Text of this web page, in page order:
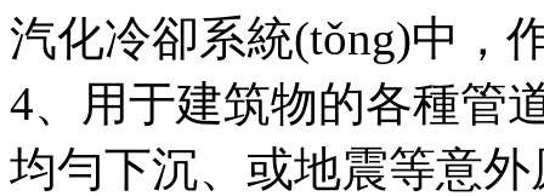
汽化冷卻系統(tǒng)中，作
4、用于建筑物的各種管
均勻下沉、或地震等